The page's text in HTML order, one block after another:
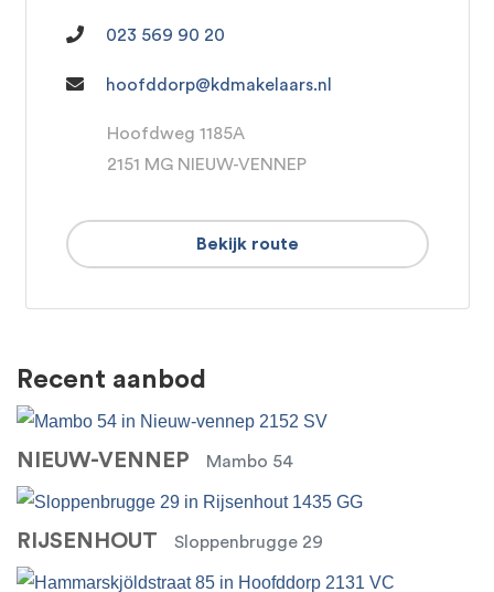
023 569 90 20
hoofddorp@kdmakelaars.nl
Hoofdweg 1185A
2151 MG NIEUW-VENNEP
Bekijk route
Recent aanbod
NIEUW-VENNEP Mambo 54
RIJSENHOUT Sloppenbrugge 29